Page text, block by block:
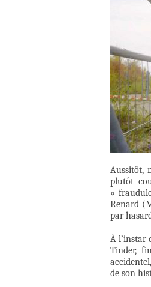
Aussitôt,
plutôt
«
Renard
par
À l’instar
Tinder,
de son